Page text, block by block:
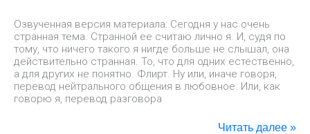
Озвученная версия материала: Сегодня у нас очень
странная тема. Странной ее считаю лично я. И, судя по
тому, что ничего такого я нигде больше не слышал, она
действительно странная. То, что для одних естественно,
а для других не понятно. Флирт. Ну или, иначе говоря,
перевод нейтрального общения в любовное. Или, как
говорю я, перевод разговора
Читать далее »